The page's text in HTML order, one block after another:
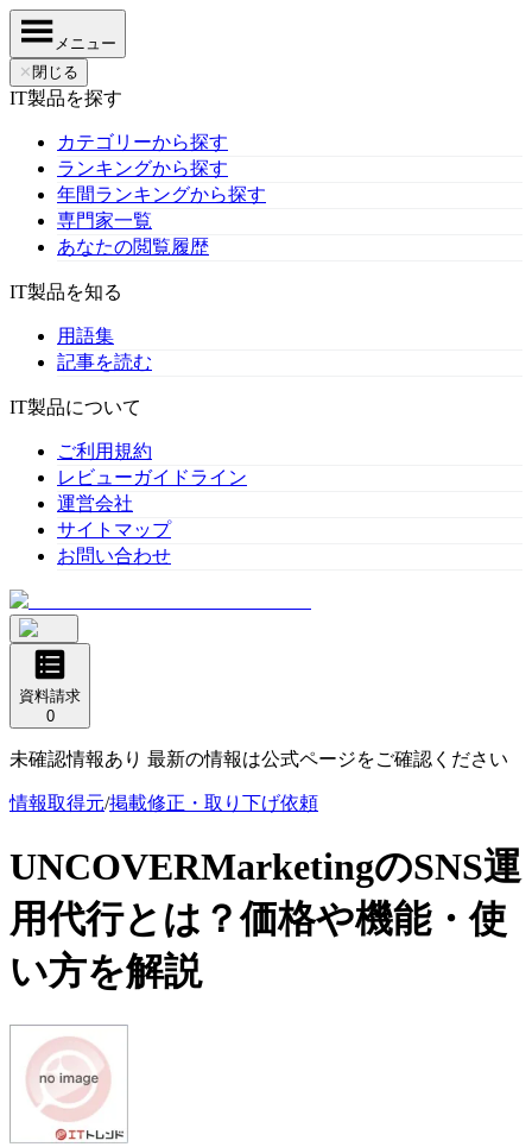
メニュー
✕ 閉じる
IT製品を探す
カテゴリーから探す
ランキングから探す
年間ランキングから探す
専門家一覧
あなたの閲覧履歴
IT製品を知る
用語集
記事を読む
IT製品について
ご利用規約
レビューガイドライン
運営会社
サイトマップ
お問い合わせ
資料請求
0
未確認情報あり 最新の情報は公式ページをご確認ください
情報取得元/掲載修正・取り下げ依頼
UNCOVERMarketingのSNS運
用代行とは？価格や機能・使
い方を解説